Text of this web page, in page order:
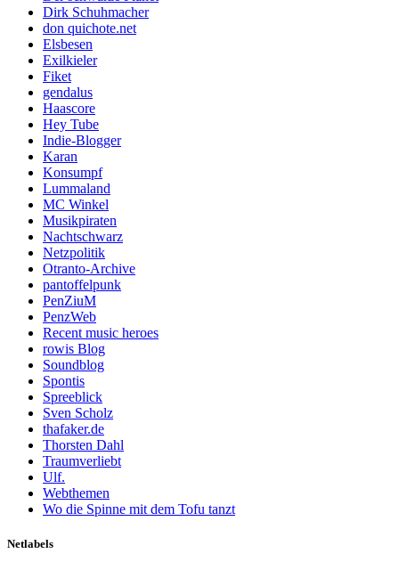
Dirk Schuhmacher
don quichote.net
Elsbesen
Exilkieler
Fiket
gendalus
Haascore
Hey Tube
Indie-Blogger
Karan
Konsumpf
Lummaland
MC Winkel
Musikpiraten
Nachtschwarz
Netzpolitik
Otranto-Archive
pantoffelpunk
PenZiuM
PenzWeb
Recent music heroes
rowis Blog
Soundblog
Spontis
Spreeblick
Sven Scholz
thafaker.de
Thorsten Dahl
Traumverliebt
Ulf.
Webthemen
Wo die Spinne mit dem Tofu tanzt
Netlabels